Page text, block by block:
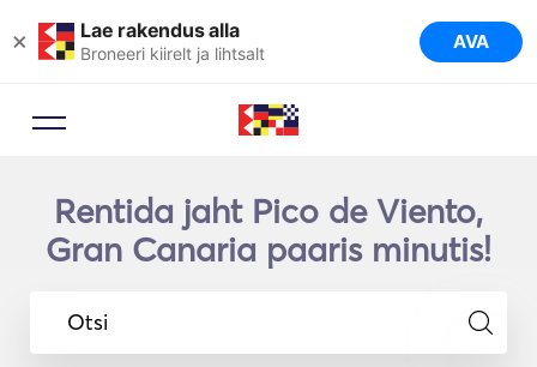
× Lae rakendus alla
Broneeri kiirelt ja lihtsalt AVA
Rentida jaht Pico de Viento,
Gran Canaria paaris minutis!
Otsi